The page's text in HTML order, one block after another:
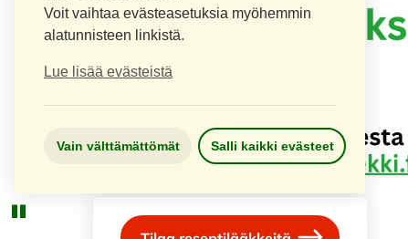
Voit vaihtaa evästeasetuksia myöhemmin
alatunnisteen linkistä.
Lue lisää evästeistä
Vain välttämättömät Salli kaikki evästeet